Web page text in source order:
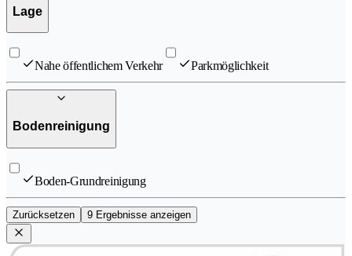
Lage
Nahe öffentlichem Verkehr Parkmöglichkeit
Bodenreinigung
Boden-Grundreinigung
Zurücksetzen 9 Ergebnisse anzeigen